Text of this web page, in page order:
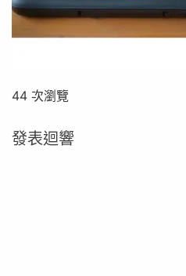
44 次瀏覽
發表迴響